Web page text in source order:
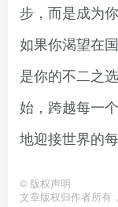
步，而是成为
如果你渴望在
是你的不二之
始，跨越每一
地迎接世界的每
© 版权声明
文章版权归作者所有